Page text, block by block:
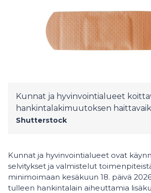
Kunnat ja hyvinvointialueet
hankintalakimuutoksen
Shutterstock
Kunnat ja hyvinvointialueet ovat
selvitykset ja valmistelut
minimoimaan kesäkuun 18. päivä
tulleen hankintalain aiheuttamia